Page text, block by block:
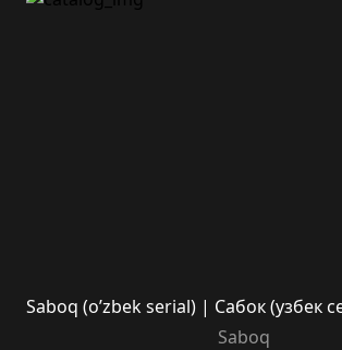
Saboq (o’zbek serial) | Сабок (узбек
Saboq